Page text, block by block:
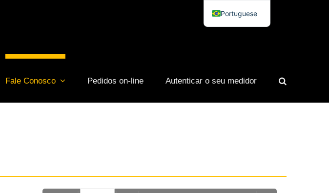
Fale Conosco Pedidos on-line Autenticar o seu medidor
Portuguese
English